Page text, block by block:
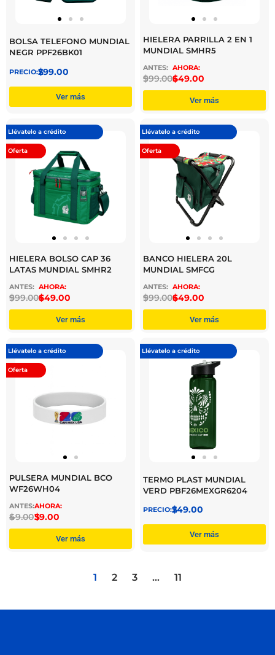
BOLSA TELEFONO MUNDIAL
NEGR PPF26BK01
$
299.00
Ver más
HIELERA PARRILLA 2 EN 1
MUNDIAL SMHR5
$
999.00$
649.00
Ver más
Llévatelo a crédito
Oferta
HIELERA BOLSO CAP 36
LATAS MUNDIAL SMHR2
$
999.00$
649.00
Ver más
Llévatelo a crédito
Oferta
BANCO HIELERA 20L
MUNDIAL SMFCG
$
999.00$
649.00
Ver más
Llévatelo a crédito
Oferta
PULSERA MUNDIAL BCO
WF26WH04
$
49.00$
39.00
Ver más
Llévatelo a crédito
TERMO PLAST MUNDIAL
VERD PBF26MEXGR6204
$
249.00
Ver más
1 2 3 … 11